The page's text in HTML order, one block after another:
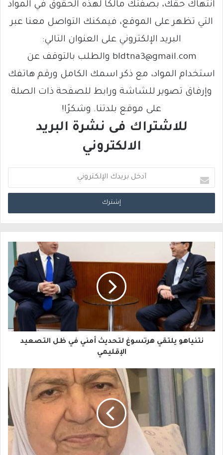
انتهاك حقك، بصفتك مالكًا لهذه الحقوق في المواد
التي تظهر على الموقع، فيمكنك التواصل معنا عبر
البريد الإلكتروني على العنوان التالي:
bldtna3@gmail.com والطلب بالتوقف عن
استخدام المواد، مع ذكر اسمك الكامل ورقم هاتفك
وإرفاق تصوير للشاشة ورابط للصفحة ذات الصلة
على موقع بلدتنا. وشكرًا!
للاشتراك فى نشرة البريد
الالكتروني
د
خ
ر
د
ك
ا
إ
نتنياهو يلتقي هرتسوغ لتحديث أمني في ظل التصعيد
الإقليمي